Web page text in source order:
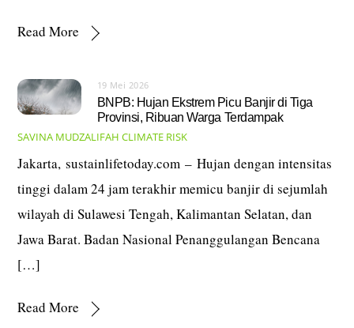
Read More
19 Mei 2026
BNPB: Hujan Ekstrem Picu Banjir di Tiga
Provinsi, Ribuan Warga Terdampak
SAVINA MUDZALIFAH CLIMATE RISK
Jakarta, sustainlifetoday.com – Hujan dengan intensitas
tinggi dalam 24 jam terakhir memicu banjir di sejumlah
wilayah di Sulawesi Tengah, Kalimantan Selatan, dan
Jawa Barat. Badan Nasional Penanggulangan Bencana
[…]
Read More